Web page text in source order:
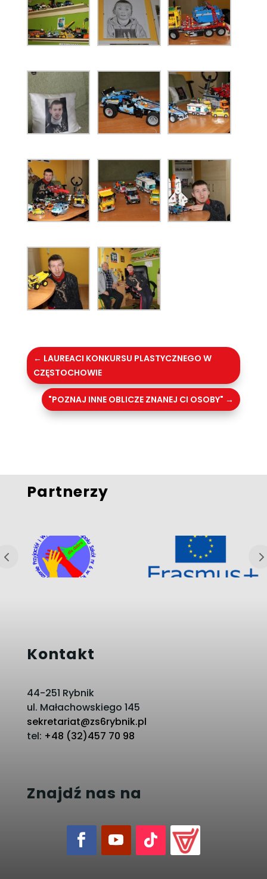
← LAUREACI KONKURSU PLASTYCZNEGO W
CZĘSTOCHOWIE
"POZNAJ INNE OBLICZE ZNANEJ CI OSOBY" →
Partnerzy
Kontakt
44-251 Rybnik
ul. Małachowskiego 145
sekretariat@zs6rybnik.pl
tel: +48 (32)457 70 98
Znajdź nas na